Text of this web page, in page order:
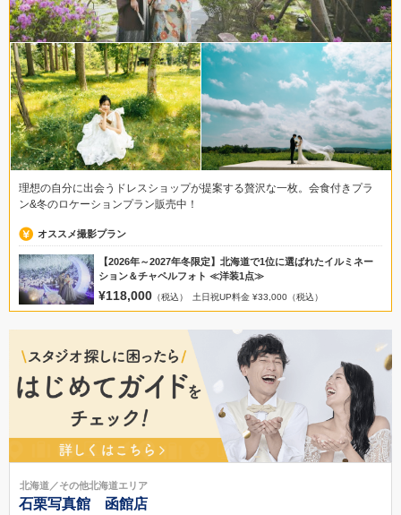
理想の自分に出会うドレスショップが提案する贅沢な一枚。会食付きプラ
ン&冬のロケーションプラン販売中！
オススメ撮影プラン
【2026年～2027年冬限定】北海道で1位に選ばれたイルミネー
ション＆チャペルフォト ≪洋装1点≫
¥118,000 （税込） 土日祝UP料金 ¥33,000（税込）
北海道／その他北海道エリア
石栗写真館 函館店